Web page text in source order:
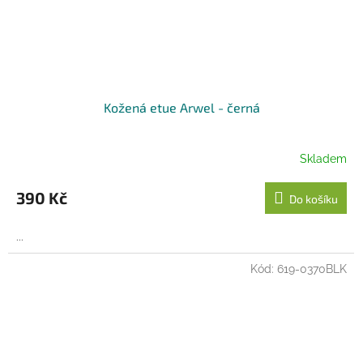
Kožená etue Arwel - černá
Skladem
390 Kč Do košíku
...
Kód: 619-0370BLK